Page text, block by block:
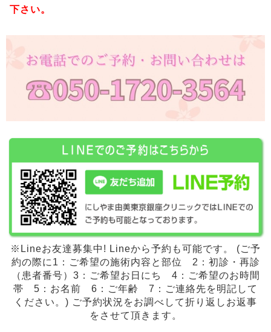
下さい。
※Lineお友達募集中! Lineから予約も可能です。 (ご予
約の際に1：ご希望の施術内容と部位 2：初診・再診
（患者番号）3：ご希望お日にち 4：ご希望のお時間
帯 5：お名前 6：ご年齢 7：ご連絡先を明記して
ください。) ご予約状況をお調べして折り返しお返事
をさせて頂きます。